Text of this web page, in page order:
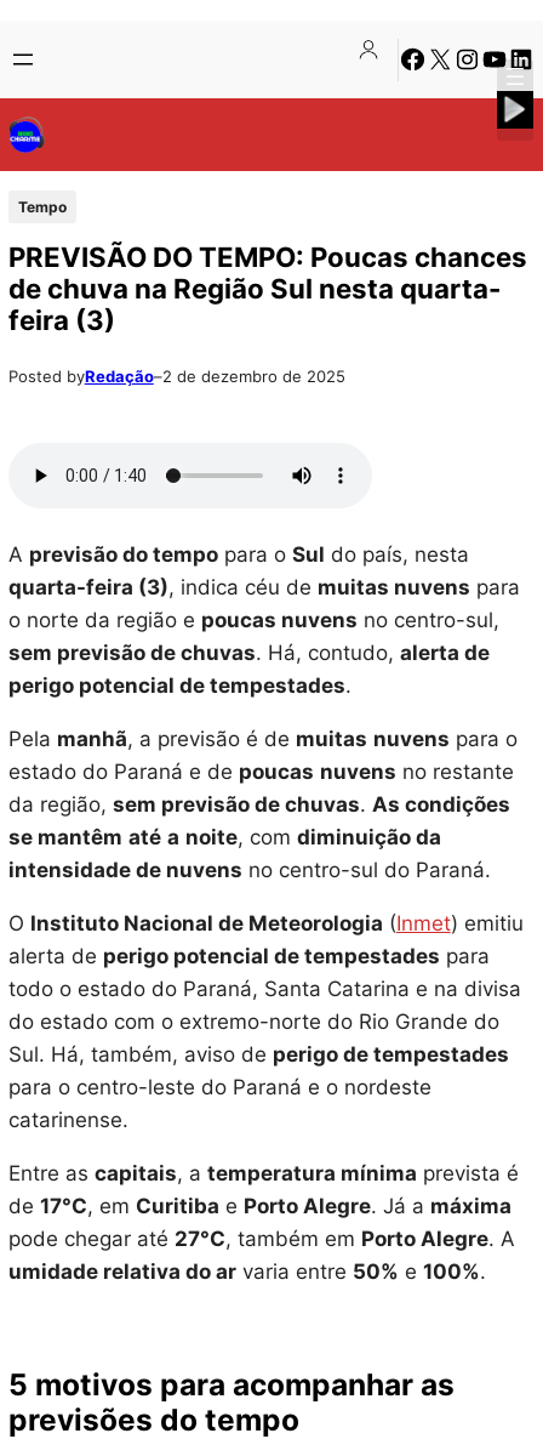
para
o
conteúdo
to
content
Facebook
X Instagram
Tempo
PREVISÃO DO TEMPO: Poucas chances
de chuva na Região Sul nesta quarta-
feira (3)
Posted byRedação–2 de dezembro de 2025
A previsão do tempopara o Sul do país, nesta
quarta-feira (3), indica céu de muitas nuvens para
o norte da região e poucas nuvens no centro-sul,
sem previsão de chuvas. Há, contudo, alerta de
perigo potencial de tempestades.
Pela manhã, a previsão é de muitas nuvens para o
estado do Paraná e de poucas nuvens no restante
da região, sem previsão de chuvas. As condições
se mantêm até a noite, com diminuição da
intensidade de nuvens no centro-sul do Paraná.
O Instituto Nacional de Meteorologia (Inmet) emitiu
alerta de perigo potencial de tempestades para
todo o estado do Paraná, Santa Catarina e na divisa
do estado com o extremo-norte do Rio Grande do
Sul. Há, também, aviso de perigo de tempestades
para o centro-leste do Paraná e o nordeste
catarinense.
Entre as capitais, a temperatura mínima prevista é
de 17°C, em Curitiba e Porto Alegre. Já a máxima
pode chegar até 27°C, também em Porto Alegre. A
umidade relativa do arvaria entre 50% e 100%.
5 motivos para acompanhar as
previsões do tempo